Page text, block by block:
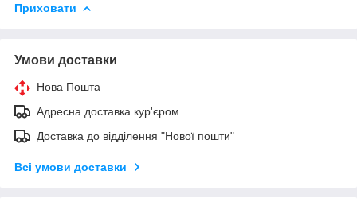
Приховати
Умови доставки
Нова Пошта
Адресна доставка кур'єром
Доставка до відділення "Нової пошти"
Всі умови доставки